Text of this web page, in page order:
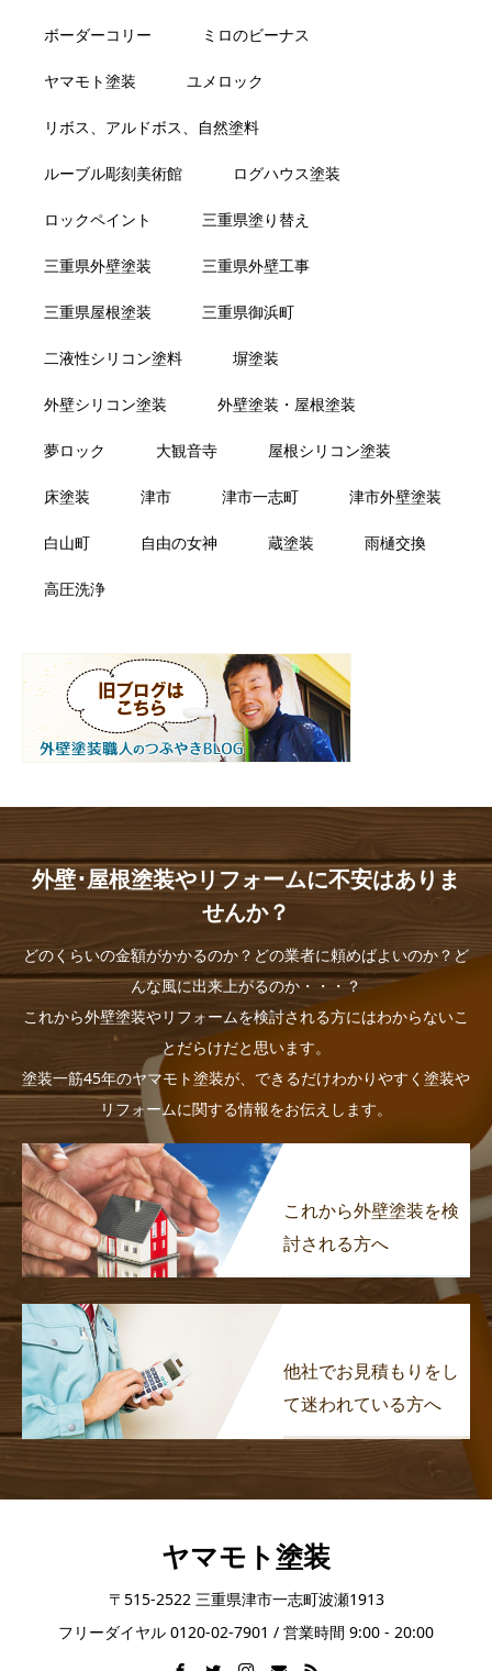
ボーダーコリー ミロのビーナス
ヤマモト塗装 ユメロック
リボス、アルドボス、自然塗料
ルーブル彫刻美術館 ログハウス塗装
ロックペイント 三重県塗り替え
三重県外壁塗装 三重県外壁工事
三重県屋根塗装 三重県御浜町
二液性シリコン塗料 塀塗装
外壁シリコン塗装 外壁塗装・屋根塗装
夢ロック 大観音寺 屋根シリコン塗装
床塗装 津市 津市一志町 津市外壁塗装
白山町 自由の女神 蔵塗装 雨樋交換
高圧洗浄
外壁･屋根塗装やリフォームに不安はありま
せんか？
どのくらいの金額がかかるのか？どの業者に頼めばよいのか？ど
んな風に出来上がるのか・・・？
これから外壁塗装やリフォームを検討される方にはわからないこ
とだらけだと思います。
塗装一筋45年のヤマモト塗装が、できるだけわかりやすく塗装や
リフォームに関する情報をお伝えします。
これから外壁塗装を検
討される方へ
他社でお見積もりをし
て迷われている方へ
ヤマモト塗装
〒515-2522 三重県津市一志町波瀬1913
フリーダイヤル 0120-02-7901 / 営業時間 9:00 - 20:00